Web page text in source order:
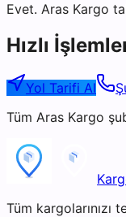
Evet. Aras Kargo
Hızlı
Yol Tarifi Al
Tüm Aras Kargo
Tüm kargolarınızı